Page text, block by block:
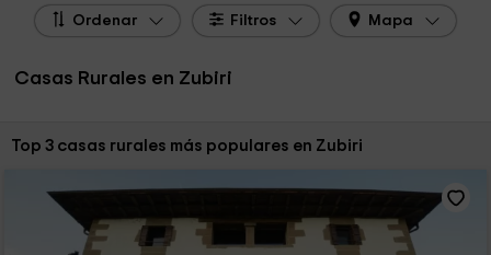
Ordenar Filtros Mapa
Casas Rurales en Zubiri
Ordenar por:
Top 3 casas rurales más populares en Zubiri